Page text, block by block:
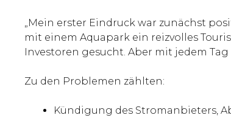
„Mein erster Eindruck war zunächst
mit einem Aquapark ein reizvolles
Investoren gesucht. Aber mit jedem
Zu den Problemen zählten:
Kündigung des Stromanbieters,